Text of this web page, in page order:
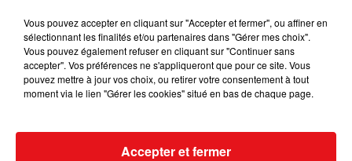
Vous pouvez accepter en cliquant sur "Accepter et fermer", ou affiner en
sélectionnant les finalités et/ou partenaires dans "Gérer mes choix".
Vous pouvez également refuser en cliquant sur "Continuer sans
accepter". Vos préférences ne s'appliqueront que pour ce site. Vous
pouvez mettre à jour vos choix, ou retirer votre consentement à tout
moment via le lien "Gérer les cookies" situé en bas de chaque page.
Accepter et fermer